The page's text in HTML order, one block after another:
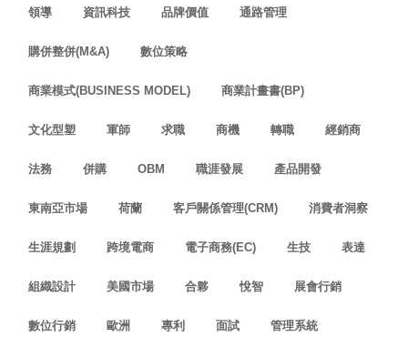
領導 資訊科技 品牌價值 通路管理
購併整併(M&A) 數位策略
商業模式(BUSINESS MODEL) 商業計畫書(BP)
文化型塑 軍師 求職 商機 轉職 經銷商
法務 併購 OBM 職涯發展 產品開發
東南亞市場 荷蘭 客戶關係管理(CRM) 消費者洞察
生涯規劃 跨境電商 電子商務(EC) 生技 表達
組織設計 美國市場 合夥 悅智 展會行銷
數位行銷 歐洲 專利 面試 管理系統